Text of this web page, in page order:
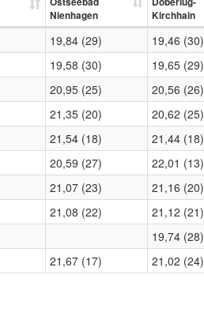
Nienhagen
Kirchhain
19,84 (29) 19,46 (30)
19,58 (30) 19,65 (29)
20,95 (25) 20,56 (26)
21,35 (20) 20,62 (25)
21,54 (18) 21,44 (18)
20,59 (27) 22,01 (13)
21,07 (23) 21,16 (20)
21,08 (22) 21,12 (21)
19,74 (28)
21,67 (17) 21,02 (24)